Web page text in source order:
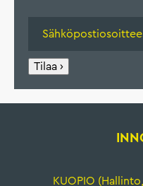
Tilaa ›
KUOPIO